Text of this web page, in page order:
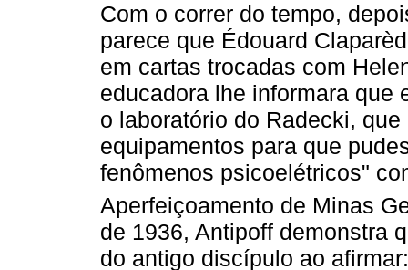
Com o correr do tempo,
parece que Édouard
em cartas trocadas com
educadora lhe informara que
o laboratório do Radecki,
equipamentos para que
fenômenos psicoelétricos"
Aperfeiçoamento de Minas
de 1936, Antipoff demonstra
do antigo discípulo ao